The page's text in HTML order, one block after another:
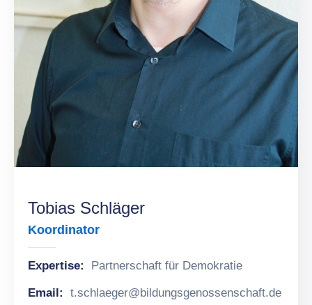
Tobias Schläger
Koordinator
Expertise: Partnerschaft für Demokratie
Email: t.schlaeger@bildungsgenossenschaft.de